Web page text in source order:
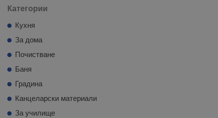
Категории
Кухня
За дома
Почистване
Баня
Градина
Канцеларски материали
За училище